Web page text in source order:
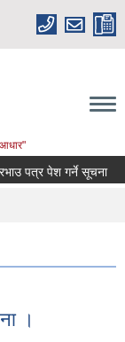
आधार"
पत्र पेश गर्ने सूचना
।